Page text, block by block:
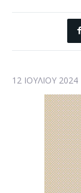
12 ΙΟΥΛΊΟΥ 2024